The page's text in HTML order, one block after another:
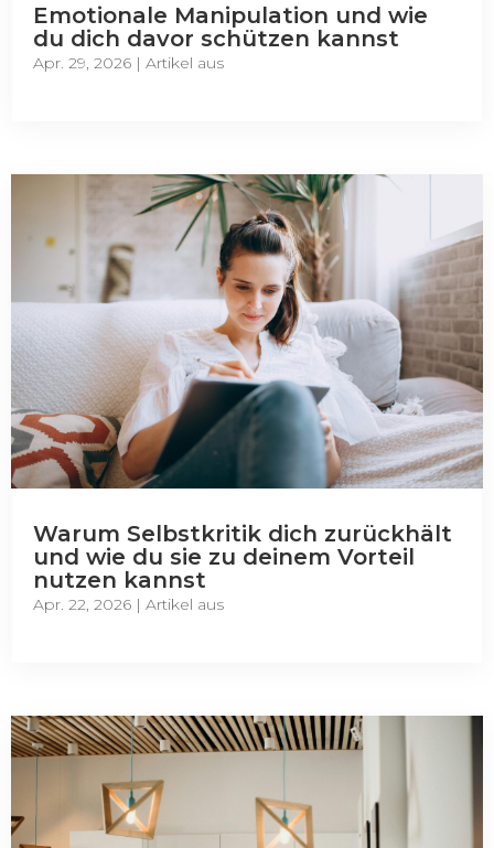
Emotionale Manipulation und wie
du dich davor schützen kannst
Apr. 29, 2026 |Artikel aus
Warum Selbstkritik dich zurückhält
und wie du sie zu deinem Vorteil
nutzen kannst
Apr. 22, 2026 |Artikel aus